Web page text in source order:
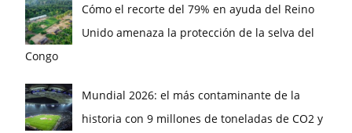
Cómo el recorte del 79% en ayuda del Reino
Unido amenaza la protección de la selva del
Congo
Mundial 2026: el más contaminante de la
historia con 9 millones de toneladas de CO2 y